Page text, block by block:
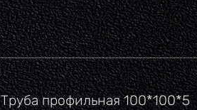
Труба профильная 100*100*5